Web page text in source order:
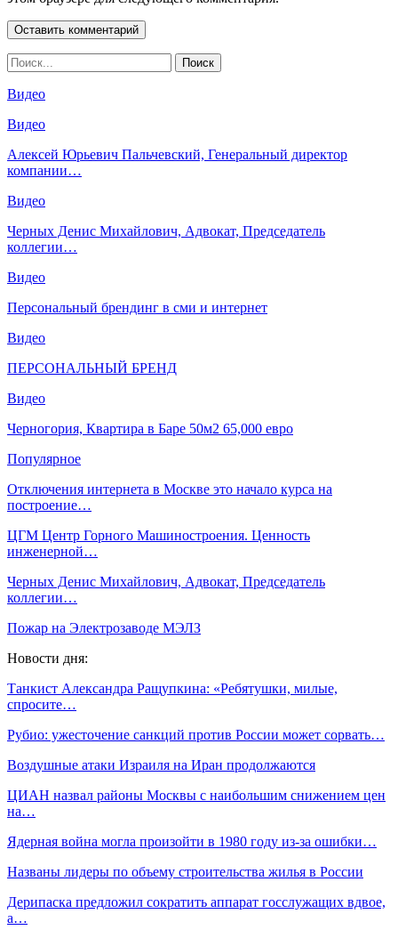
Видео
Видео
Алексей Юрьевич Пальчевский, Генеральный директор
компании…
Видео
Черных Денис Михайлович, Адвокат, Председатель
коллегии…
Видео
Персональный брендинг в сми и интернет
Видео
ПЕРСОНАЛЬНЫЙ БРЕНД
Видео
Черногория, Квартира в Баре 50м2 65,000 евро
Популярное
Отключения интернета в Москве это начало курса на
построение…
ЦГМ Центр Горного Машиностроения. Ценность
инженерной…
Черных Денис Михайлович, Адвокат, Председатель
коллегии…
Пожар на Электрозаводе МЭЛЗ
Новости дня:
Танкист Александра Ращупкина: «Ребятушки, милые,
спросите…
Рубио: ужесточение санкций против России может сорвать…
Воздушные атаки Израиля на Иран продолжаются
ЦИАН назвал районы Москвы с наибольшим снижением цен
на…
Ядерная война могла произойти в 1980 году из-за ошибки…
Названы лидеры по объему строительства жилья в России
Дерипаска предложил сократить аппарат госслужащих вдвое,
а…